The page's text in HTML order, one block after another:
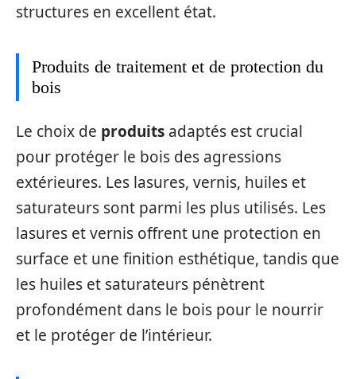
structures en excellent état.
Produits de traitement et de protection du
bois
Le choix de produits adaptés est crucial
pour protéger le bois des agressions
extérieures. Les lasures, vernis, huiles et
saturateurs sont parmi les plus utilisés. Les
lasures et vernis offrent une protection en
surface et une finition esthétique, tandis que
les huiles et saturateurs pénètrent
profondément dans le bois pour le nourrir
et le protéger de l’intérieur.